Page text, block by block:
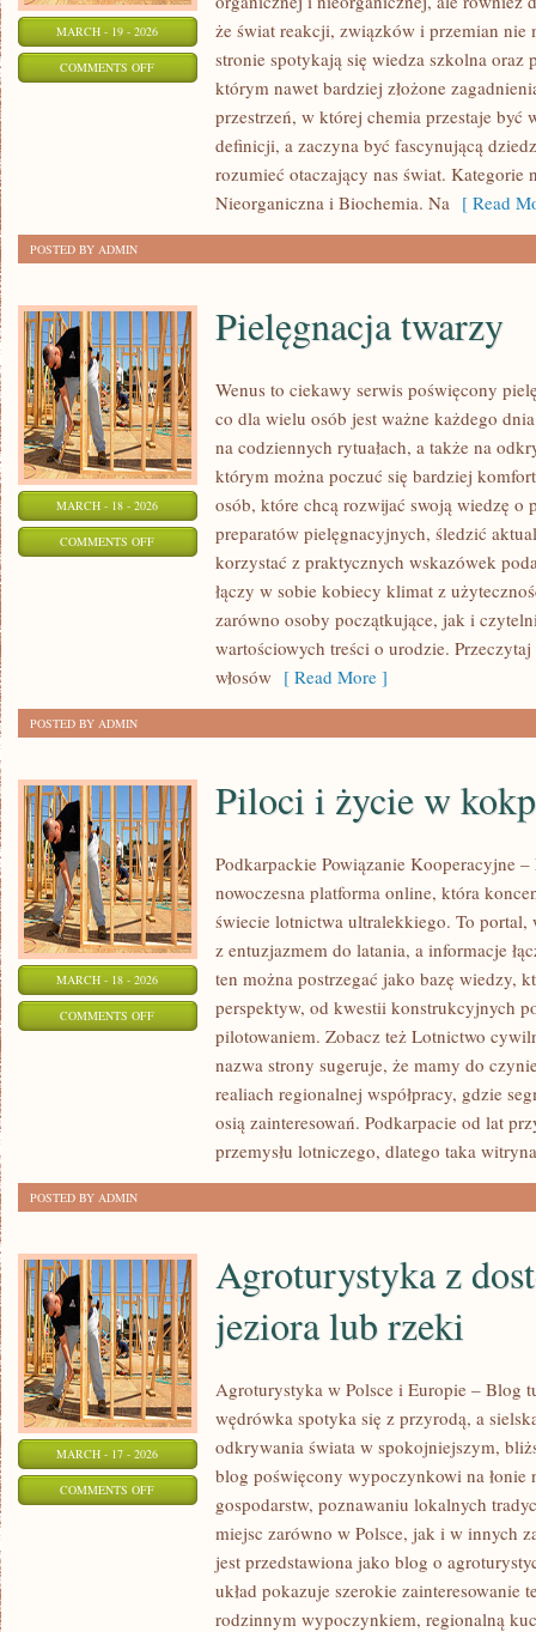
MARCH - 19 - 2026
COMMENTS OFFON
że świat reakcji, związków i przemian nie
stronie spotykają się wiedza szkolna oraz
którym nawet bardziej złożone
przestrzeń, w której chemia przestaje być
definicji, a zaczyna być fascynującą
rozumieć otaczający nas świat. Kategorie
Nieorganiczna i Biochemia. Na [ Read
POSTED BY ADMIN
MARCH - 18 - 2026
COMMENTS OFFON
PIELĘGNACJA
Pielęgnacja twarzy
Wenus to ciekawy serwis poświęcony
co dla wielu osób jest ważne każdego
na codziennych rytuałach, a także na
którym można poczuć się bardziej
osób, które chcą rozwijać swoją wiedzę o
preparatów pielęgnacyjnych, śledzić
korzystać z praktycznych wskazówek
łączy w sobie kobiecy klimat z
zarówno osoby początkujące, jak i
wartościowych treści o urodzie.
włosów [ Read More ]
POSTED BY ADMIN
MARCH - 18 - 2026
COMMENTS OFFON
Piloci i życie w
Podkarpackie Powiązanie Kooperacyjne
nowoczesna platforma online, która
świecie lotnictwa ultralekkiego. To
z entuzjazmem do latania, a informacje
ten można postrzegać jako bazę wiedzy,
perspektyw, od kwestii konstrukcyjnych
pilotowaniem. Zobacz też Lotnictwo
nazwa strony sugeruje, że mamy do
realiach regionalnej współpracy, gdzie
osią zainteresowań. Podkarpacie od lat
przemysłu lotniczego, dlatego taka witryna
POSTED BY ADMIN
MARCH - 17 - 2026
COMMENTS OFFON
AGROTURYSTYKA
DOSTĘPEM
Agroturystyka z
jeziora lub rzeki
Agroturystyka w Polsce i Europie – Blog
wędrówka spotyka się z przyrodą, a
odkrywania świata w spokojniejszym,
blog poświęcony wypoczynkowi na łonie
gospodarstw, poznawaniu lokalnych
miejsc zarówno w Polsce, jak i w innych
jest przedstawiona jako blog o
układ pokazuje szerokie zainteresowanie
rodzinnym wypoczynkiem, regionalną